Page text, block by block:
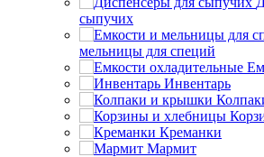
сыпучих
мельницы для специй
Инвентарь
Креманки
Мармит